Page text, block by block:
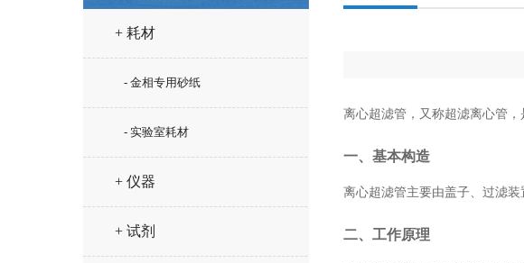
+ 耗材
- 金相专用砂纸
- 实验室耗材
+ 仪器
+ 试剂
离心超滤管，又称超滤离心管
一、基本构造
离心超滤管主要由盖子、过滤
二、工作原理